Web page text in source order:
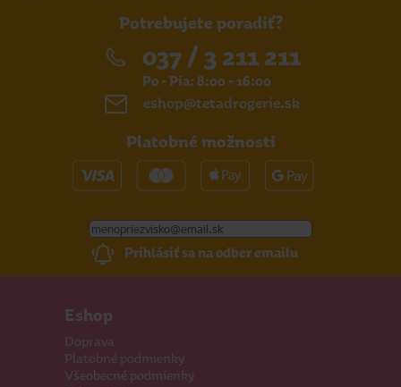
Potrebujete poradiť?
037 / 3 211 211
Po - Pia: 8:00 - 16:00
eshop@tetadrogerie.sk
Platobné možnosti
Prihlásiť sa na odber emailu
Eshop
Doprava
Platobné podmienky
Všeobecné podmienky